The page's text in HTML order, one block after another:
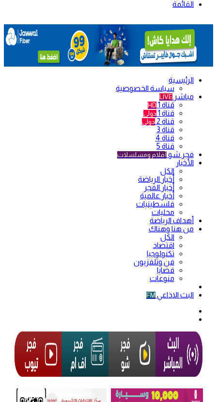
القائمة
الرئيسية
سياسة الخصوصية
مباشر LIVE
قناة 1 HD
قناة 1 دولي
قناة 2 دولي
قناة 3
قناة 4
قناة 5
فجر شو أفلام ومسلسلات
الأخبار
الكل
أخبار الرياضة
أخبار الفجر
أخبار عالمية
فلسطينيات
محليات
أهداف الرياضة
من هنا وهناك
الكل
اقتصاد
تكنولوجيا
فن وتلفزيون
قضايا
منوعات
البث الاذاعي FM